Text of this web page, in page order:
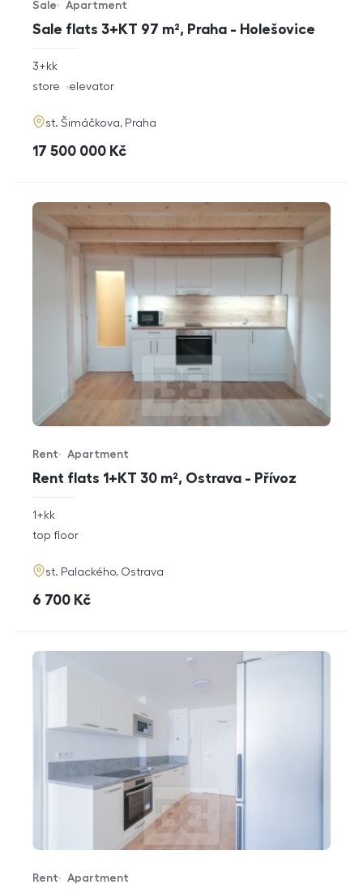
Sale flats 3+KT 97 m², Praha - Holešovice
Offer type
Sale
Property type
Apartment
rozměry
disposition
3+kk
funkce
store elevator
adresa
st. Šimáčkova, Praha
cena
17 500 000 Kč
Rent flats 1+KT 30 m², Ostrava - Přívoz
Offer type
Rent
Property type
Apartment
rozměry
disposition
1+kk
funkce
top floor
adresa
st. Palackého, Ostrava
cena
6 700 Kč
Offer type
Rent
Property type
Apartment